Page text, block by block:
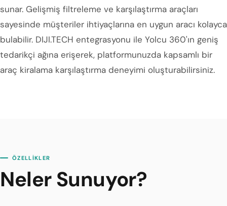
sunar. Gelişmiş filtreleme ve karşılaştırma araçları
sayesinde müşteriler ihtiyaçlarına en uygun aracı kolayca
bulabilir. DIJI.TECH entegrasyonu ile Yolcu 360'ın geniş
tedarikçi ağına erişerek, platformunuzda kapsamlı bir
araç kiralama karşılaştırma deneyimi oluşturabilirsiniz.
ÖZELLİKLER
Neler Sunuyor?